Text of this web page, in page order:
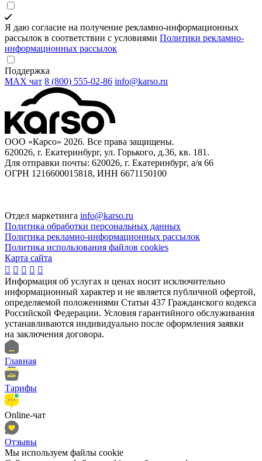
Я даю согласие на получение рекламно-информационных
рассылок в соответствии с условиями Политики рекламно-
информационных рассылок
Поддержка
MAX чат 8 (800) 555‑02‑86 info@karso.ru
ООО «Карсо» 2026. Все права защищены.
620026, г. Екатеринбург, ул. Горького, д.36, кв. 181.
Для отправки почты: 620026, г. Екатеринбург, а/я 66
ОГРН 1216600015818, ИНН 6671150100
Отдел маркетинга info@karso.ru
Политика обработки персональных данных
Политика рекламно-информационных рассылок
Политика использования файлов cookies
Карта сайта
    
Информация об услугах и ценах носит исключительно
информационный характер и не является публичной офертой,
определяемой положениями Статьи 437 Гражданского кодекса
Российской Федерации. Условия гарантийного обслуживания
устанавливаются индивидуально после оформления заявки
на заключения договора.
Главная
Тарифы
Online-чат
Отзывы
Мы иcпользуем файлы cookie